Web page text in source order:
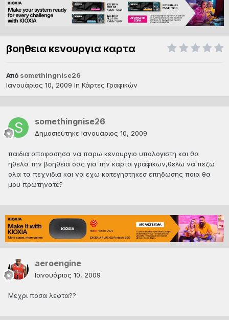
βοηθεια κενουργια καρτα
Από somethingnise26
Ιανουάριος 10, 2009 In Κάρτες Γραφικών
somethingnise26
Δημοσιεύτηκε Ιανουάριος 10, 2009
παιδια αποφασησα να παρω κενουργιο υπολογιστη και θα
ηθελα την βοηθεια σας για την καρτα γραφικων,θελω να πεζω
ολα τα πεχνιδια και να εχω κατεγηστηκεσ επηδωσης ποια θα
μου πρωτηνατε?
aeroengine
Ιανουάριος 10, 2009
Μεχρι ποσα λεφτα??